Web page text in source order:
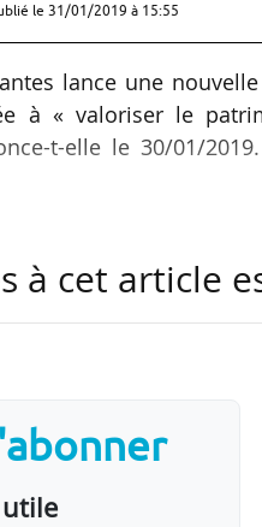
le 31/01/2019 à 15:55
lance une
à « valoriser le
t-elle le 30/01/
t-elle, rappelant
ont été choisies dans
à cet article
utile